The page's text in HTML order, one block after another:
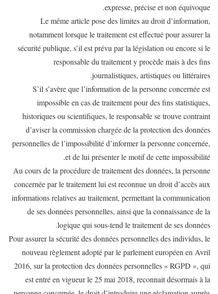
expresse, précise et non équivoque.
Le même article pose des limites au droit d’information,
notamment lorsque le traitement est effectué pour assurer la
sécurité publique, s’il est prévu par la législation ou encore si le
responsable du traitement y procède mais à des fins
journalistiques, artistiques ou littéraires.
S’il s’avère que l’information de la personne concernée est
impossible en cas de traitement pour des fins statistiques,
historiques ou scientifiques, le responsable se trouve contraint
d’aviser la commission chargée de la protection des données
personnelles de l’impossibilité d’informer la personne concernée,
et de lui présenter le motif de cette impossibilité.
Au cours de la procédure de traitement des données, la personne
concernée par le traitement lui est reconnue un droit d’accès aux
informations relatives au traitement, permettant la communication
de ses données personnelles, ainsi que la connaissance de la
logique qui sous-tend le traitement de ses données.
Pour assurer la sécurité des données personnelles des individus, le
nouveau règlement adopté par le parlement européen en Avril
2016, sur la protection des données personnelles « RGPD », qui
est entré en vigueur le 25 mai 2018, reconnait désormais à la